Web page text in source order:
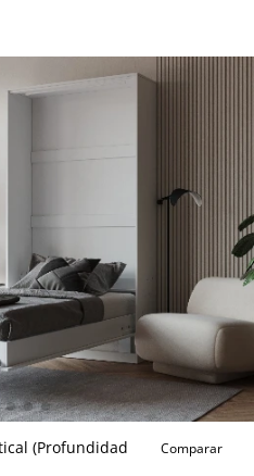
(Profundidad
Comparar